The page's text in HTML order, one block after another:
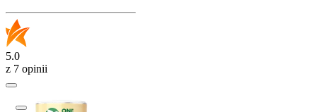
5.0
z 7 opinii